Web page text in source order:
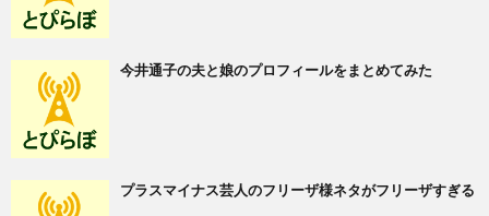
今井通子の夫と娘のプロフィールをまとめてみた
プラスマイナス芸人のフリーザ様ネタがフリーザすぎる